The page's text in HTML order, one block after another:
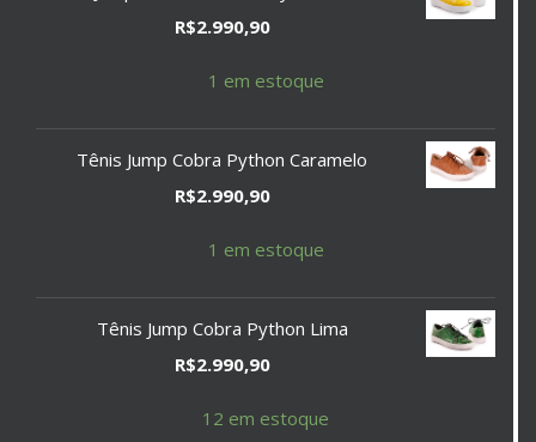
R$2.990,90
1 em estoque
Tênis Jump Cobra Python Caramelo
R$2.990,90
1 em estoque
Tênis Jump Cobra Python Lima
R$2.990,90
12 em estoque